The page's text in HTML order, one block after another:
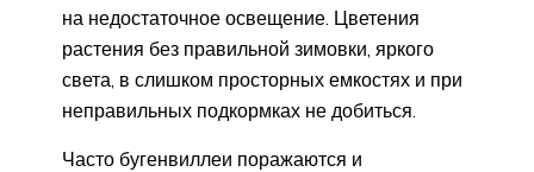
на недостаточное освещение. Цветения
растения без правильной зимовки, яркого
света, в слишком просторных емкостях и при
неправильных подкормках не добиться.
Часто бугенвиллеи поражаются и